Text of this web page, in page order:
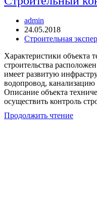
Автор
записи:
admin
Запись
опубликована:
24.05.2018
Рубрика
Строительная
Характеристики объекта
строительства
имеет развитую
водопровод,
Описание объекта
осуществить контроль
Продолжить чтение